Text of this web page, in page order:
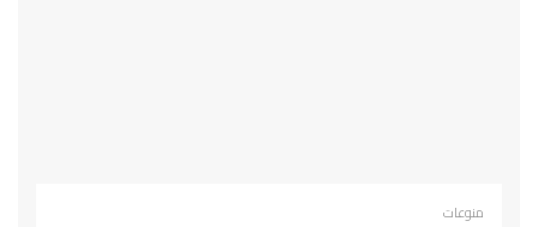
منوعات